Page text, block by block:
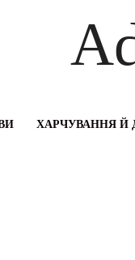
ХАРЧУВАННЯ Й